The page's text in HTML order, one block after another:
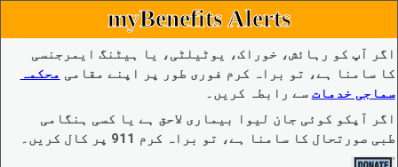
myBenefits Alerts
اگر آپ کو رہائش، خوراک، یوٹیلٹی، یا ہیٹنگ ایمرجنسی
کا سامنا ہے، تو براہ کرم فوری طور پر اپنے مقامی محکمہ
سماجی خدمات سے رابطہ کریں۔
اگر آپکو کوئی جان لیوا بیماری لاحق ہے یا کسی ہنگامی
طبی صورتحال کا سامنا ہے، تو براہ کرم 911 پر کال کریں۔